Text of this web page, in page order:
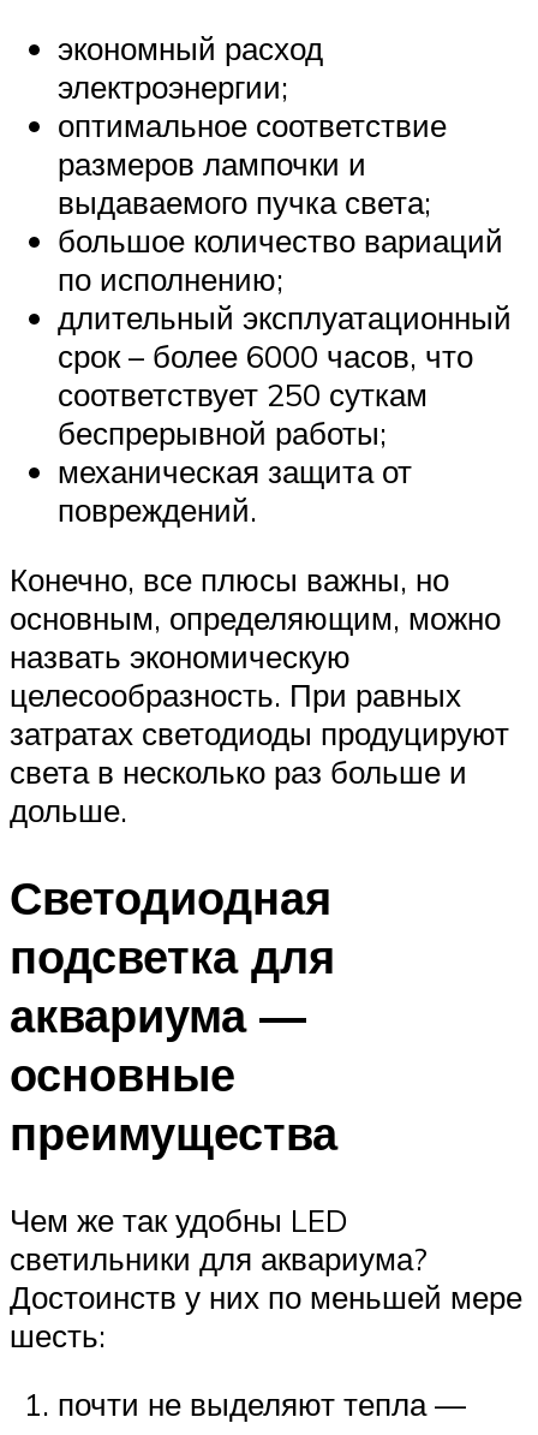
экономный расход
электроэнергии;
оптимальное соответствие
размеров лампочки и
выдаваемого пучка света;
большое количество вариаций
по исполнению;
длительный эксплуатационный
срок – более 6000 часов, что
соответствует 250 суткам
беспрерывной работы;
механическая защита от
повреждений.
Конечно, все плюсы важны, но
основным, определяющим, можно
назвать экономическую
целесообразность. При равных
затратах светодиоды продуцируют
света в несколько раз больше и
дольше.
Светодиодная
подсветка для
аквариума —
основные
преимущества
Чем же так удобны LED
светильники для аквариума?
Достоинств у них по меньшей мере
шесть:
почти не выделяют тепла —